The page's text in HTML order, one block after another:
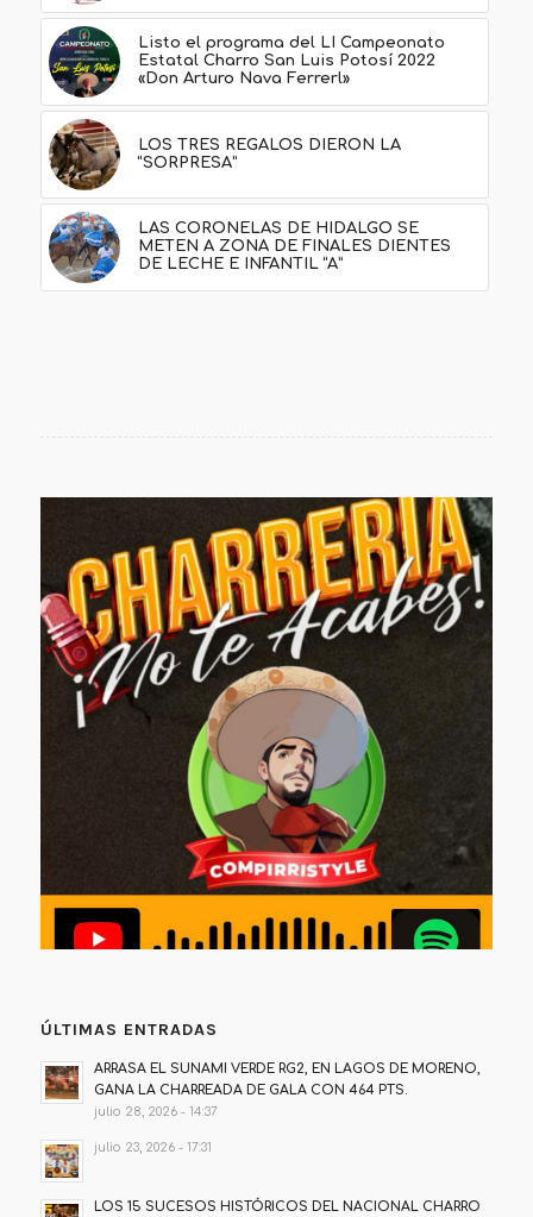
Listo el programa del LI Campeonato
Estatal Charro San Luis Potosí 2022
«Don Arturo Nava Ferrerl»
LOS TRES REGALOS DIERON LA
“SORPRESA”
LAS CORONELAS DE HIDALGO SE
METEN A ZONA DE FINALES DIENTES
DE LECHE E INFANTIL “A”
ÚLTIMAS ENTRADAS
ARRASA EL SUNAMI VERDE RG2, EN LAGOS DE MORENO,
GANA LA CHARREADA DE GALA CON 464 PTS.
julio 28, 2026 - 14:37
julio 23, 2026 - 17:31
LOS 15 SUCESOS HISTÓRICOS DEL NACIONAL CHARRO